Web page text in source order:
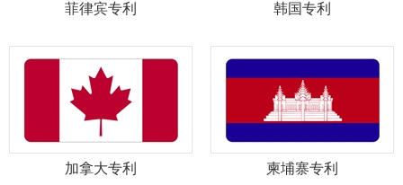
菲律宾专利 韩国专利
加拿大专利 柬埔寨专利